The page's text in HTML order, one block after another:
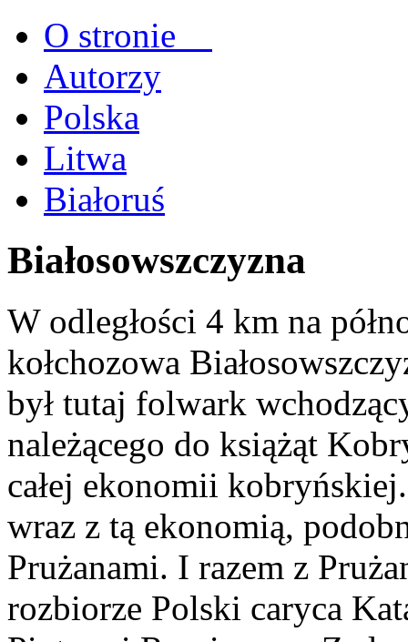
O stronie
Autorzy
Polska
Litwa
Białoruś
Białosowszczyzna
W odległości 4 km na
kołchozowa
był tutaj folwark
należącego do książąt
całej ekonomii
wraz z tą ekonomią,
Prużanami. I razem z
rozbiorze Polski caryca